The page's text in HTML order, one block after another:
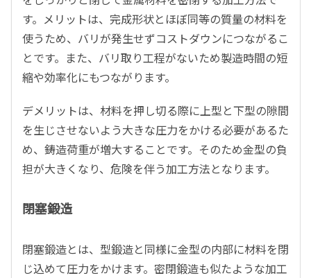
す。メリットは、完成形状とほぼ同等の質量の材料を
使うため、バリが発生せずコストダウンにつながるこ
とです。また、バリ取り工程がないため製造時間の短
縮や効率化にもつながります。
デメリットは、材料を押し切る際に上型と下型の隙間
を生じさせないよう大きな圧力をかける必要があるた
め、鋳造荷重が増大することです。そのため金型の負
担が大きくなり、危険を伴う加工方法となります。
閉塞鍛造
閉塞鍛造とは、型鍛造と同様に金型の内部に材料を閉
じ込めて圧力をかけます。密閉鍛造も似たような加工